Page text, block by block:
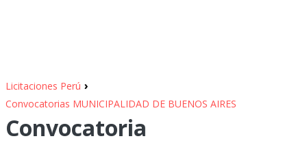
Licitaciones Perú ›
Convocatorias MUNICIPALIDAD DE BUENOS AIRES
Convocatoria